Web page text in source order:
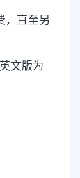
，直至另
文版为